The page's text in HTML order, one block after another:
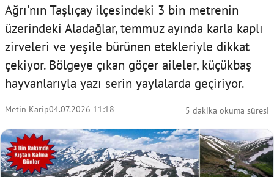
Ağrı'nın Taşlıçay ilçesindeki 3 bin metrenin
üzerindeki Aladağlar, temmuz ayında karla kaplı
zirveleri ve yeşile bürünen etekleriyle dikkat
çekiyor. Bölgeye çıkan göçer aileler, küçükbaş
hayvanlarıyla yazı serin yaylalarda geçiriyor.
Metin Karip04.07.2026 11:18 5 dakika okuma süresi